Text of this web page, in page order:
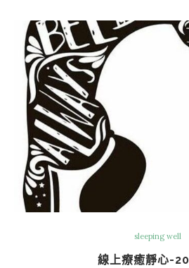
sleeping well
線上療癒靜心-